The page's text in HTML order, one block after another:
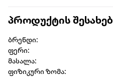
პროდუქტის შესახებ
ბრენდი:
ფერი:
მასალა:
ფიზიკური ზომა: